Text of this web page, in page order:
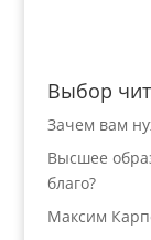
Выбор
Зачем вам
Высшее
благо?
Максим